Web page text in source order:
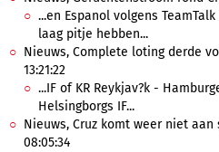
...en Espanol volgens TeamTalk
laag pitje hebben...
Nieuws, Complete loting derde
13:21:22
...IF of KR Reykjav?k -
Helsingborgs IF...
Nieuws, Cruz komt weer niet
08:05:34